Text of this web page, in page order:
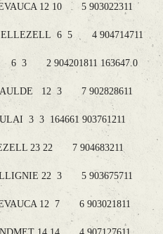
12 10 5 903022311
ELLEZELL 6 5 4 904714711
2 904201811 163647.0
12 3 7 902828611
3 3 164661 903761211
23 22 7 904683211
22 3 5 903675711
12 7 6 903021811